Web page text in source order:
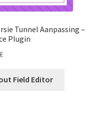
Tunnel Aanpassing –
Plugin
Field Editor